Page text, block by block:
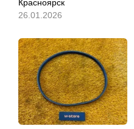
Красноярск
26.01.2026